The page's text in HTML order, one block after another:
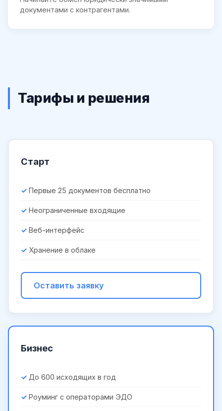
документами с контрагентами.
Тарифы и решения
Старт
Первые 25 документов бесплатно
Неограниченные входящие
Веб-интерфейс
Хранение в облаке
Оставить заявку
Бизнес
До 600 исходящих в год
Роуминг с операторами ЭДО